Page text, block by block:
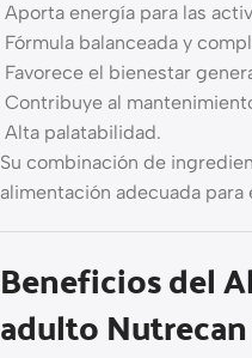
Aporta energía para las
Fórmula balanceada y
Favorece el bienestar
Contribuye al
Alta palatabilidad.
Su combinación de
alimentación adecuada para
Beneficios del
adulto